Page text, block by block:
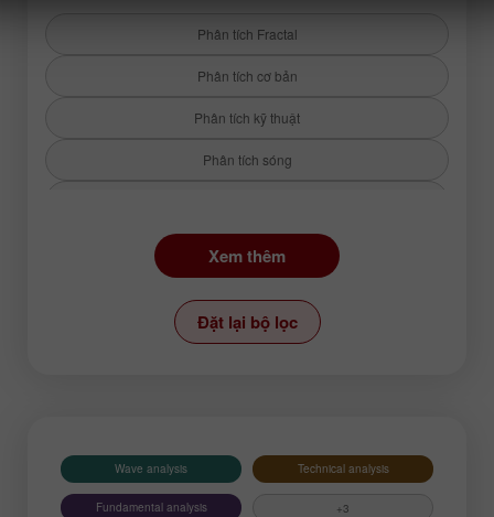
Phân tích Fractal
Phân tích cơ bản
Phân tích kỹ thuật
Phân tích sóng
GBPJPY
EURGBP
EURJPY
NZDUSD
Xem thêm
Đặt lại bộ lọc
Wave analysis Technical analysis
Fundamental analysis +3